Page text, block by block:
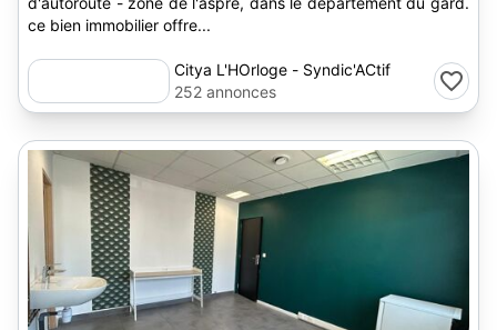
ce bien immobilier offre...
Citya L'HOrloge - Syndic'ACtif
252 annonces